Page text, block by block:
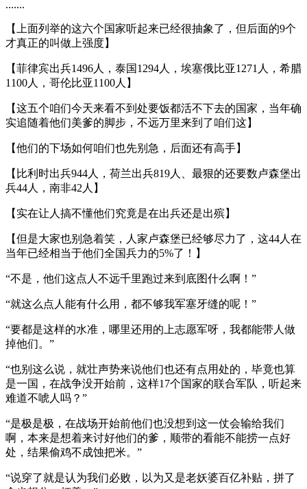
.......
【上面列举的这六个国家听起来已经很抽象了，但后面的9个
才真正的叫做上强度】
【菲律宾出兵1496人，泰国1294人，埃塞俄比亚1271人，希腊
1100人，哥伦比亚1100人】
【这五个咱们今天来看不到处要饭都活不下去的国家，当年确
实追随着他们美爹的脚步，不远万里来到了咱们这】
【他们的下场如何咱们也先别急，后面还有高手】
【比利时出兵944人，荷兰出兵819人、最狠的还要数卢森堡出
兵44人，南非42人】
【实在让人搞不懂他们究竟是在出兵还是出殡】
【但是大家也别急着笑，人家卢森堡已经够尽力了，这44人在
当年已经相当于他们全国兵力的5%了！】
“不是，他们这点人不远千里跑过来到底图什么啊！”
“就这么点人能有什么用，都不够我军塞牙缝的呢！”
“要都是这样的水准，哪里还用的上志愿军呀，我都能带人做
掉他们。”
“也别这么说，就壮声势来说他们也还有点用处的，毕竟也算
是一国，在战争没开始前，这样17个国家的联合军队，听起来
难道不唬人吗？”
“是极是极，在战场开始前他们也没想到这一仗会输给我们
啊，本来是想着来讨好他们的爹，顺带的看能不能捞一点好
处，结果偷鸡不成蚀把米。”
“说穿了就是认为我们必败，以为又是老妖婆百亿补贴，拼了